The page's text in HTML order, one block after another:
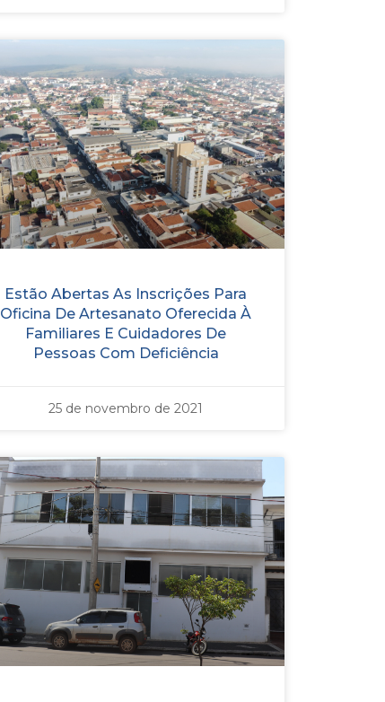
Estão Abertas As Inscrições Para
Oficina De Artesanato Oferecida À
Familiares E Cuidadores De
Pessoas Com Deficiência
25 de novembro de 2021